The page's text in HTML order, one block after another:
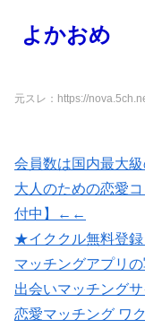
よかおめ
元スレ：https://
会員数は国内最大
大人のための恋愛
付中】←←
★イククル無料登録
マッチングアプリ
出会いマッチング
恋愛マッチング ワ